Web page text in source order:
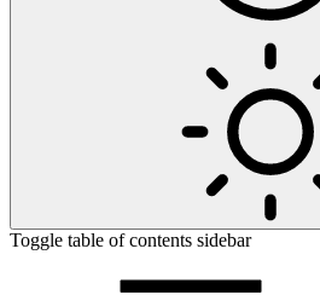
Toggle table of contents sidebar